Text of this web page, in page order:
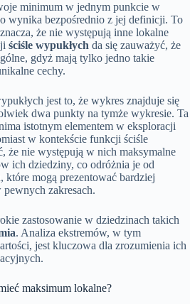
minimum w jednym punkcie w
wynika bezpośrednio z jej definicji. To
że nie występują inne lokalne
ściśle wypukłych da się zauważyć, że
gdyż mają tylko jedno takie
cechy.
jest to, że wykres znajduje się
dwa punkty na tymże wykresie. Ta
istotnym elementem w eksploracji
w kontekście funkcji ściśle
że nie występują w nich maksymalne
ich dziedziny, co odróżnia je od
mogą prezentować bardziej
zakresach.
zastosowanie w dziedzinach takich
. Analiza ekstremów, w tym
jest kluczowa dla zrozumienia ich
maksimum lokalne?